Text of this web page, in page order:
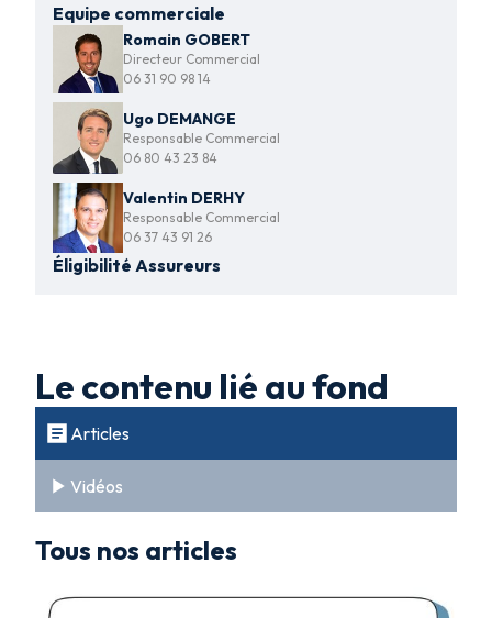
Equipe commerciale
Romain GOBERT
Directeur Commercial
06 31 90 98 14
Ugo DEMANGE
Responsable Commercial
06 80 43 23 84
Valentin DERHY
Responsable Commercial
06 37 43 91 26
Éligibilité Assureurs
Le contenu lié au fond
Articles
Vidéos
Tous nos articles